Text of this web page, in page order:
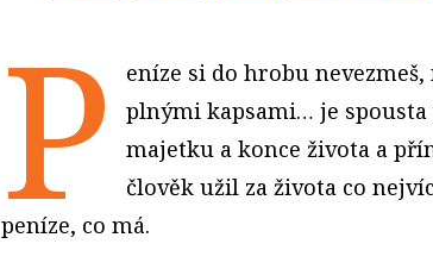
P
eníze si do hrobu
plnými kapsami… je
majetku a konce života a
člověk užil za života co
peníze, co má.